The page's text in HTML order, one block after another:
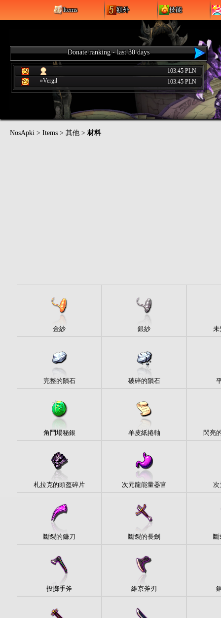
Items 額外 技能
Donate ranking - last 30 days
103.45 PLN
»Vergil
103.45 PLN
NosApki > Items > 其他 > 材料
金紗 銀紗 未
完整的隕石 破碎的隕石
角鬥場秘銀 羊皮紙捲軸 閃亮
札拉克的頭盔碎片 次元龍能量器官 次
斷裂的鐮刀 斷裂的長劍
投擲手斧 維京斧刃